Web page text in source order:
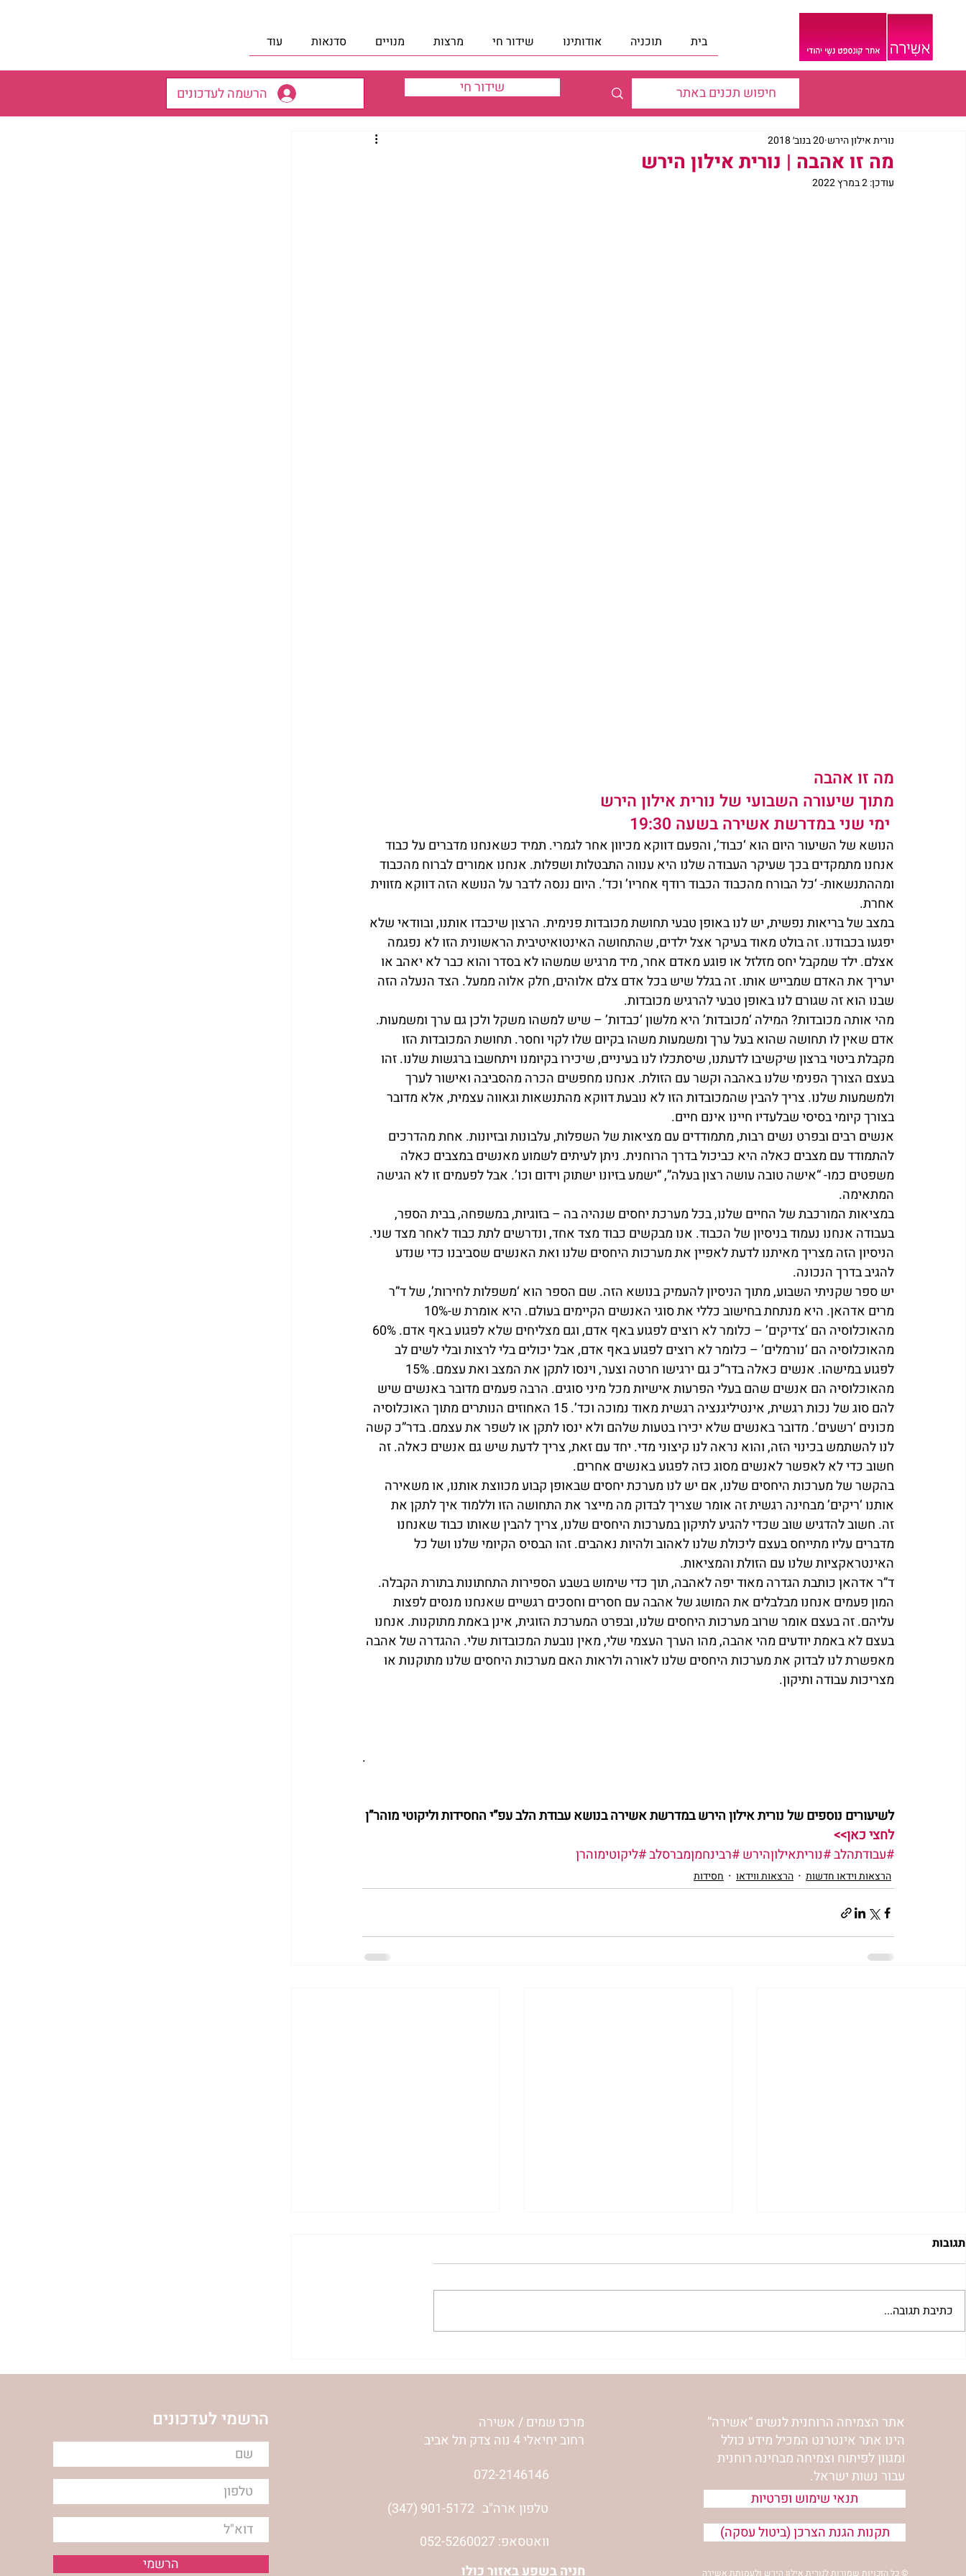
בית תוכניה אודותינו שידור חי מרצות מנויים סדנאות עוד
הרשמה לעדכונים שידור חי
מה זו אהבה | נורית אילון הירש
נורית אילון הירש 20 בנוב׳ 2018
עודכן:2 במרץ 2022
מה זו אהבה
מתוך שיעורה השבועי של נורית אילון הירש
ימי שני במדרשת אשירה בשעה 19:30
הנושא של השיעור היום הוא ‘כבוד’, והפעם דווקא מכיוון אחר לגמרי. תמיד כשאנחנו מדברים על כבוד
אנחנו מתמקדים בכך שעיקר העבודה שלנו היא ענווה התבטלות ושפלות. אנחנו אמורים לברוח מהכבוד
ומההתנשאות- ‘כל הבורח מהכבוד הכבוד רודף אחריו’ וכד’. היום ננסה לדבר על הנושא הזה דווקא מזווית
אחרת.
במצב של בריאות נפשית, יש לנו באופן טבעי תחושת מכובדות פנימית. הרצון שיכבדו אותנו, ובוודאי שלא
יפגעו בכבודנו. זה בולט מאוד בעיקר אצל ילדים, שהתחושה האינטואיטיבית הראשונית הזו לא נפגמה
אצלם. ילד שמקבל יחס מזלזל או פוגע מאדם אחר, מיד מרגיש שמשהו לא בסדר והוא כבר לא יאהב או
יעריך את האדם שמבייש אותו. זה בגלל שיש בכל אדם צלם אלוהים, חלק אלוה ממעל. הצד הנעלה הזה
שבנו הוא זה שגורם לנו באופן טבעי להרגיש מכובדות.
מהי אותה מכובדות? המילה ‘מכובדות’ היא מלשון ‘כבדות’ – שיש למשהו משקל ולכן גם ערך ומשמעות.
אדם שאין לו תחושה שהוא בעל ערך ומשמעות משהו בקיום שלו לקוי וחסר. תחושת המכובדות הזו
מקבלת ביטוי ברצון שיקשיבו לדעתנו, שיסתכלו לנו בעיניים, שיכירו בקיומנו ויתחשבו ברגשות שלנו. זהו
בעצם הצורך הפנימי שלנו באהבה וקשר עם הזולת. אנחנו מחפשים הכרה מהסביבה ואישור לערך
ולמשמעות שלנו. צריך להבין שהמכובדות הזו לא נובעת דווקא מהתנשאות וגאווה עצמית, אלא מדובר
בצורך קיומי בסיסי שבלעדיו חיינו אינם חיים.
אנשים רבים ובפרט נשים רבות, מתמודדים עם מציאות של השפלות, עלבונות ובזיונות. אחת מהדרכים
להתמודד עם מצבים כאלה היא כביכול בדרך הרוחנית. ניתן לעיתים לשמוע מאנשים במצבים כאלה
משפטים כמו- “אישה טובה עושה רצון בעלה”, “ישמע בזיונו ישתוק וידום וכו’. אבל לפעמים זו לא הגישה
המתאימה.
במציאות המורכבת של החיים שלנו, בכל מערכת יחסים שנהיה בה – בזוגיות, במשפחה, בבית הספר,
בעבודה אנחנו נעמוד בניסיון של הכבוד. אנו מבקשים כבוד מצד אחד, ונדרשים לתת כבוד לאחר מצד שני.
הניסיון הזה מצריך מאיתנו לדעת לאפיין את מערכות היחסים שלנו ואת האנשים שסביבנו כדי שנדע
להגיב בדרך הנכונה.
יש ספר שקניתי השבוע, מתוך הניסיון להעמיק בנושא הזה. שם הספר הוא ‘משפלות לחירות’, של ד”ר
מהאוכלוסיה הם ‘נורמלים’ – כלומר לא רוצים לפגוע באף אדם, אבל יכולים בלי לרצות ובלי לשים לב
מהאוכלוסיה הם אנשים שהם בעלי הפרעות אישיות מכל מיני סוגים. הרבה פעמים מדובר באנשים שיש
להם סוג של נכות רגשית, אינטיליגנציה רגשית מאוד נמוכה וכד’. 15 האחוזים הנותרים מתוך האוכלוסיה
מכונים ‘רשעים’. מדובר באנשים שלא יכירו בטעות שלהם ולא ינסו לתקן או לשפר את עצמם. בדר”כ קשה
לנו להשתמש בכינוי הזה, והוא נראה לנו קיצוני מדי. יחד עם זאת, צריך לדעת שיש גם אנשים כאלה. זה
חשוב כדי לא לאפשר לאנשים מסוג כזה לפגוע באנשים אחרים.
בהקשר של מערכות היחסים שלנו, אם יש לנו מערכת יחסים שבאופן קבוע מכווצת אותנו, או משאירה
אותנו ‘ריקים’ מבחינה רגשית זה אומר שצריך לבדוק מה מייצר את התחושה הזו וללמוד איך לתקן את
זה. חשוב להדגיש שוב שכדי להגיע לתיקון במערכות היחסים שלנו, צריך להבין שאותו כבוד שאנחנו
מדברים עליו מתייחס בעצם ליכולת שלנו לאהוב ולהיות נאהבים. זהו הבסיס הקיומי שלנו ושל כל
האינטראקציות שלנו עם הזולת והמציאות.
ד”ר אדהאן כותבת הגדרה מאוד יפה לאהבה, תוך כדי שימוש בשבע הספירות התחתונות בתורת הקבלה.
המון פעמים אנחנו מבלבלים את המושג של אהבה עם חסרים וחסכים רגשיים שאנחנו מנסים לפצות
עליהם. זה בעצם אומר שרוב מערכות היחסים שלנו, ובפרט המערכת הזוגית, אינן באמת מתוקנות. אנחנו
בעצם לא באמת יודעים מהי אהבה, מהו הערך העצמי שלי, מאין נובעת המכובדות שלי. ההגדרה של אהבה
מאפשרת לנו לבדוק את מערכות היחסים שלנו לאורה ולראות האם מערכות היחסים שלנו מתוקנות או
מצריכות עבודה ותיקון.
.
לשיעורים נוספים של נורית אילון הירש במדרשת אשירה בנושא עבודת הלב עפ”י החסידות וליקוטי מוהר”ן
לחצי כאן>>
#עבודתהלב#נוריתאילוןהירש#רבינחמןמברסלב#ליקוטימוהרן
הרצאות וידאו חדשות הרצאות ווידאו חסידות
אילון הירש
אהבה | נורית אילון הירש
כלום | נורית אילון הירש
תגובות
כתיבת תגובה...
הרשמי לעדכונים
הרשמי
מרכז שמים / אשירה
רחוב יחיאלי 4 נוה צדק תל אביב
072-2146146
(347) 901-5172 טלפון ארה"ב
וואטסאפ: 052-5260027
חניה בשפע באזור כולו
אתר הצמיחה הרוחנית לנשים “אשירה”
הינו אתר אינטרנט המכיל מידע כולל
ומגוון לפיתוח וצמיחה מבחינה רוחנית
עבור נשות ישראל.
תנאי שימוש ופרטיות
תקנות הגנת הצרכן (ביטול עסקה)